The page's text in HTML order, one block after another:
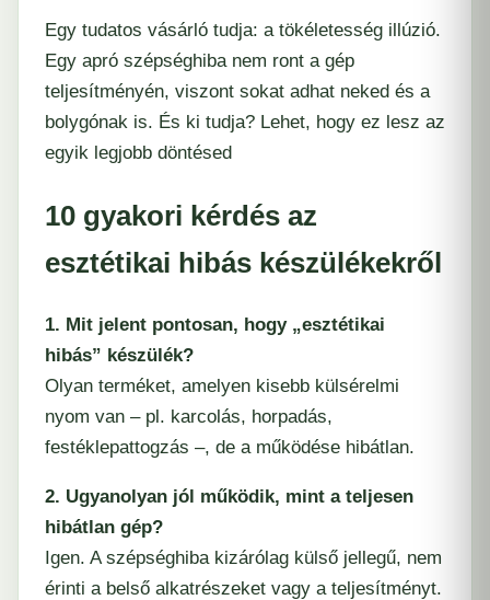
Egy tudatos vásárló tudja: a tökéletesség illúzió.
Egy apró szépséghiba nem ront a gép
teljesítményén, viszont sokat adhat neked és a
bolygónak is. És ki tudja? Lehet, hogy ez lesz az
egyik legjobb döntésed
10 gyakori kérdés az
esztétikai hibás készülékekről
1. Mit jelent pontosan, hogy „esztétikai
hibás” készülék?
Olyan terméket, amelyen kisebb külsérelmi
nyom van – pl. karcolás, horpadás,
festéklepattogzás –, de a működése hibátlan.
2. Ugyanolyan jól működik, mint a teljesen
hibátlan gép?
Igen. A szépséghiba kizárólag külső jellegű, nem
érinti a belső alkatrészeket vagy a teljesítményt.